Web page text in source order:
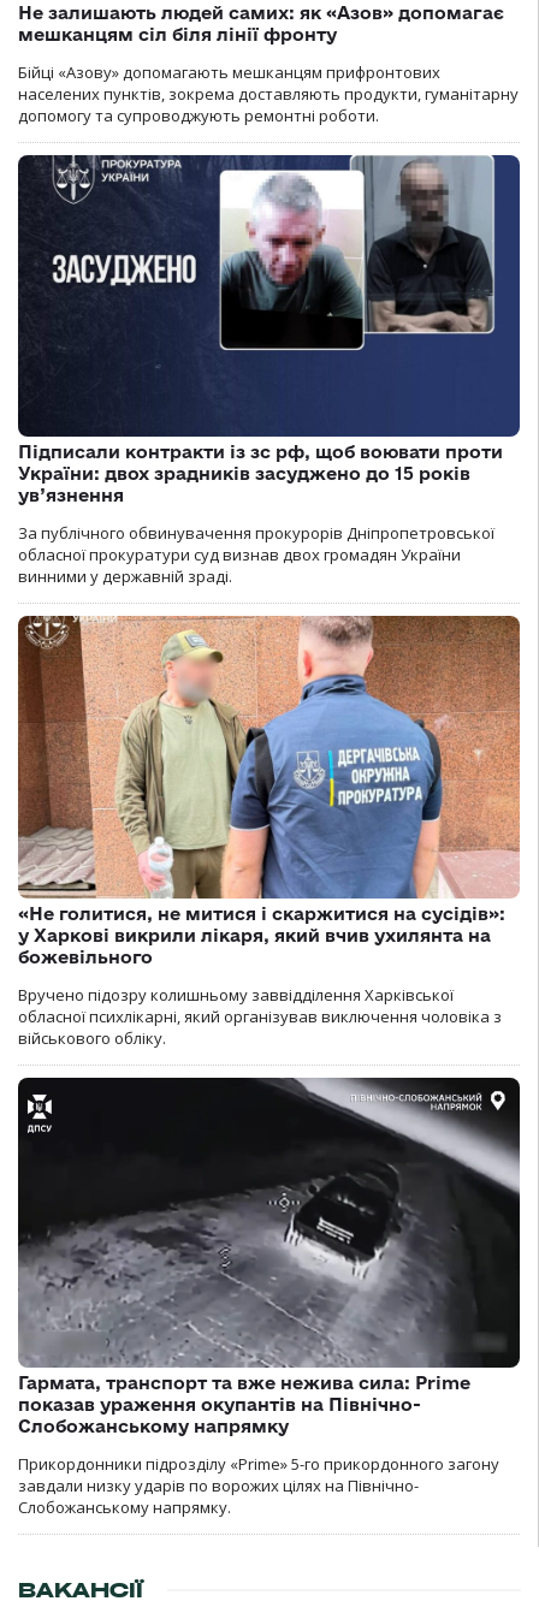
Не залишають людей самих: як «Азов» допомагає
мешканцям сіл біля лінії фронту
Бійці «Азову» допомагають мешканцям прифронтових
населених пунктів, зокрема доставляють продукти, гуманітарну
допомогу та супроводжують ремонтні роботи.
Підписали контракти із зс рф, щоб воювати проти
України: двох зрадників засуджено до 15 років
ув’язнення
За публічного обвинувачення прокурорів Дніпропетровської
обласної прокуратури суд визнав двох громадян України
винними у державній зраді.
«Не голитися, не митися і скаржитися на сусідів»:
у Харкові викрили лікаря, який вчив ухилянта на
божевільного
Вручено підозру колишньому заввідділення Харківської
обласної психлікарні, який організував виключення чоловіка з
військового обліку.
Гармата, транспорт та вже нежива сила: Prime
показав ураження окупантів на Північно-
Слобожанському напрямку
Прикордонники підрозділу «Prime» 5-го прикордонного загону
завдали низку ударів по ворожих цілях на Північно-
Слобожанському напрямку.
ВАКАНСІЇ